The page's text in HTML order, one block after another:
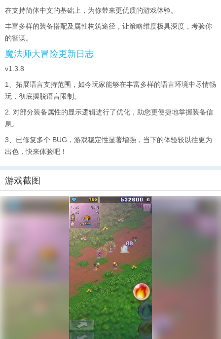
在支持简体中文的基础上，为你带来更优质的游戏体验。
丰富多样的装备搭配及属性构筑途径，让策略维度极具深度，考验你
的智谋。
魔法师大冒险更新日志
v1.3.8
1、拓展语言支持范围，如今玩家能够在丰富多样的语言环境中尽情畅
玩，彻底摆脱语言限制。
2. 对部分装备属性的显示逻辑进行了优化，助您更便捷地掌握装备信
息。
3、已修复多个 BUG，游戏稳定性显著增强，当下的体验较以往更为
出色，快来体验吧！
游戏截图